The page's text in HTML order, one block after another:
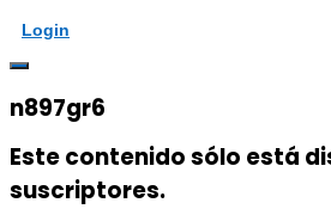
Login
n897gr6
Este contenido sólo está
suscriptores.